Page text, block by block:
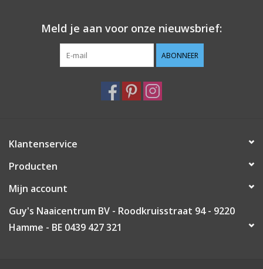
Meld je aan voor onze nieuwsbrief:
ABONNEER
Klantenservice
Producten
Mijn account
Guy's Naaicentrum BV - Roodkruisstraat 94 - 9220
Hamme - BE 0439 427 321